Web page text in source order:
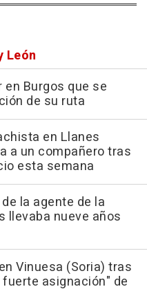
León
Burgos que se
de su ruta
en Llanes
a un compañero tras
esta semana
la agente de la
llevaba nueve años
Vinuesa (Soria) tras
asignación" de